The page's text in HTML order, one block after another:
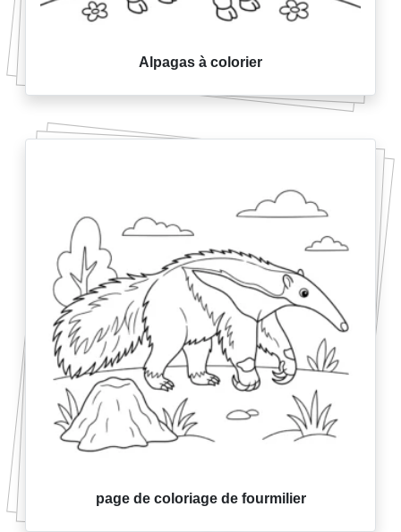
Alpagas à colorier
page de coloriage de fourmilier